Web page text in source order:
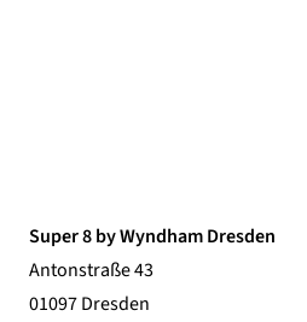
Super 8 by Wyndham Dresden
Antonstraße 43
01097 Dresden